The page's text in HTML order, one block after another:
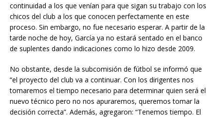
continuidad a los que venían para que sigan su trabajo con los
chicos del club a los que conocen perfectamente en este
proceso. Sin embargo, no fue necesario esperar. A partir de la
tarde noche de hoy, García ya no estará sentado en el banco
de suplentes dando indicaciones como lo hizo desde 2009.
No obstante, desde la subcomisión de fútbol se informó que
“el proyecto del club va a continuar. Con los dirigentes nos
tomaremos el tiempo necesario para determinar quien será el
nuevo técnico pero no nos apuraremos, queremos tomar la
decisión correcta”. Además, agregaron: “Tenemos tiempo. El